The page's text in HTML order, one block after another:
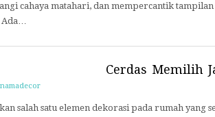
cahaya matahari, dan mempercantik
Ada…
Cerdas Memilih
salah satu elemen dekorasi pada rumah yang